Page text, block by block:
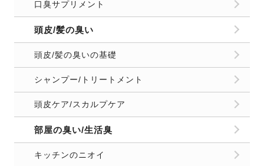
口臭サプリメント
頭皮/髪の臭い
頭皮/髪の臭いの基礎
シャンプー/トリートメント
頭皮ケア/スカルプケア
部屋の臭い/生活臭
キッチンのニオイ